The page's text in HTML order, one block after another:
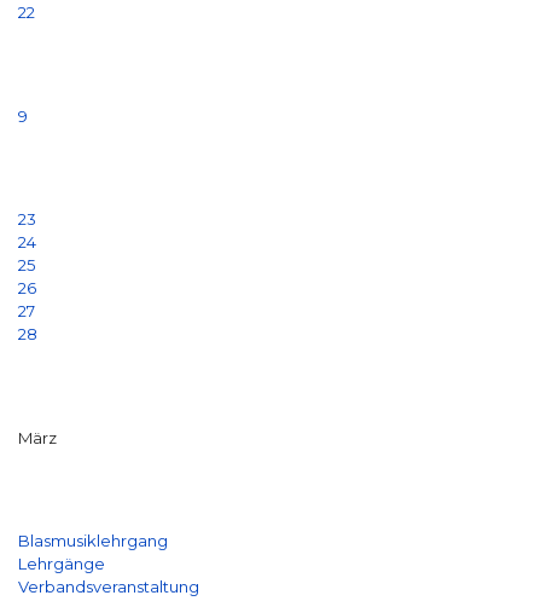
22
9
23
24
25
26
27
28
März
Blasmusiklehrgang
Lehrgänge
Verbandsveranstaltung